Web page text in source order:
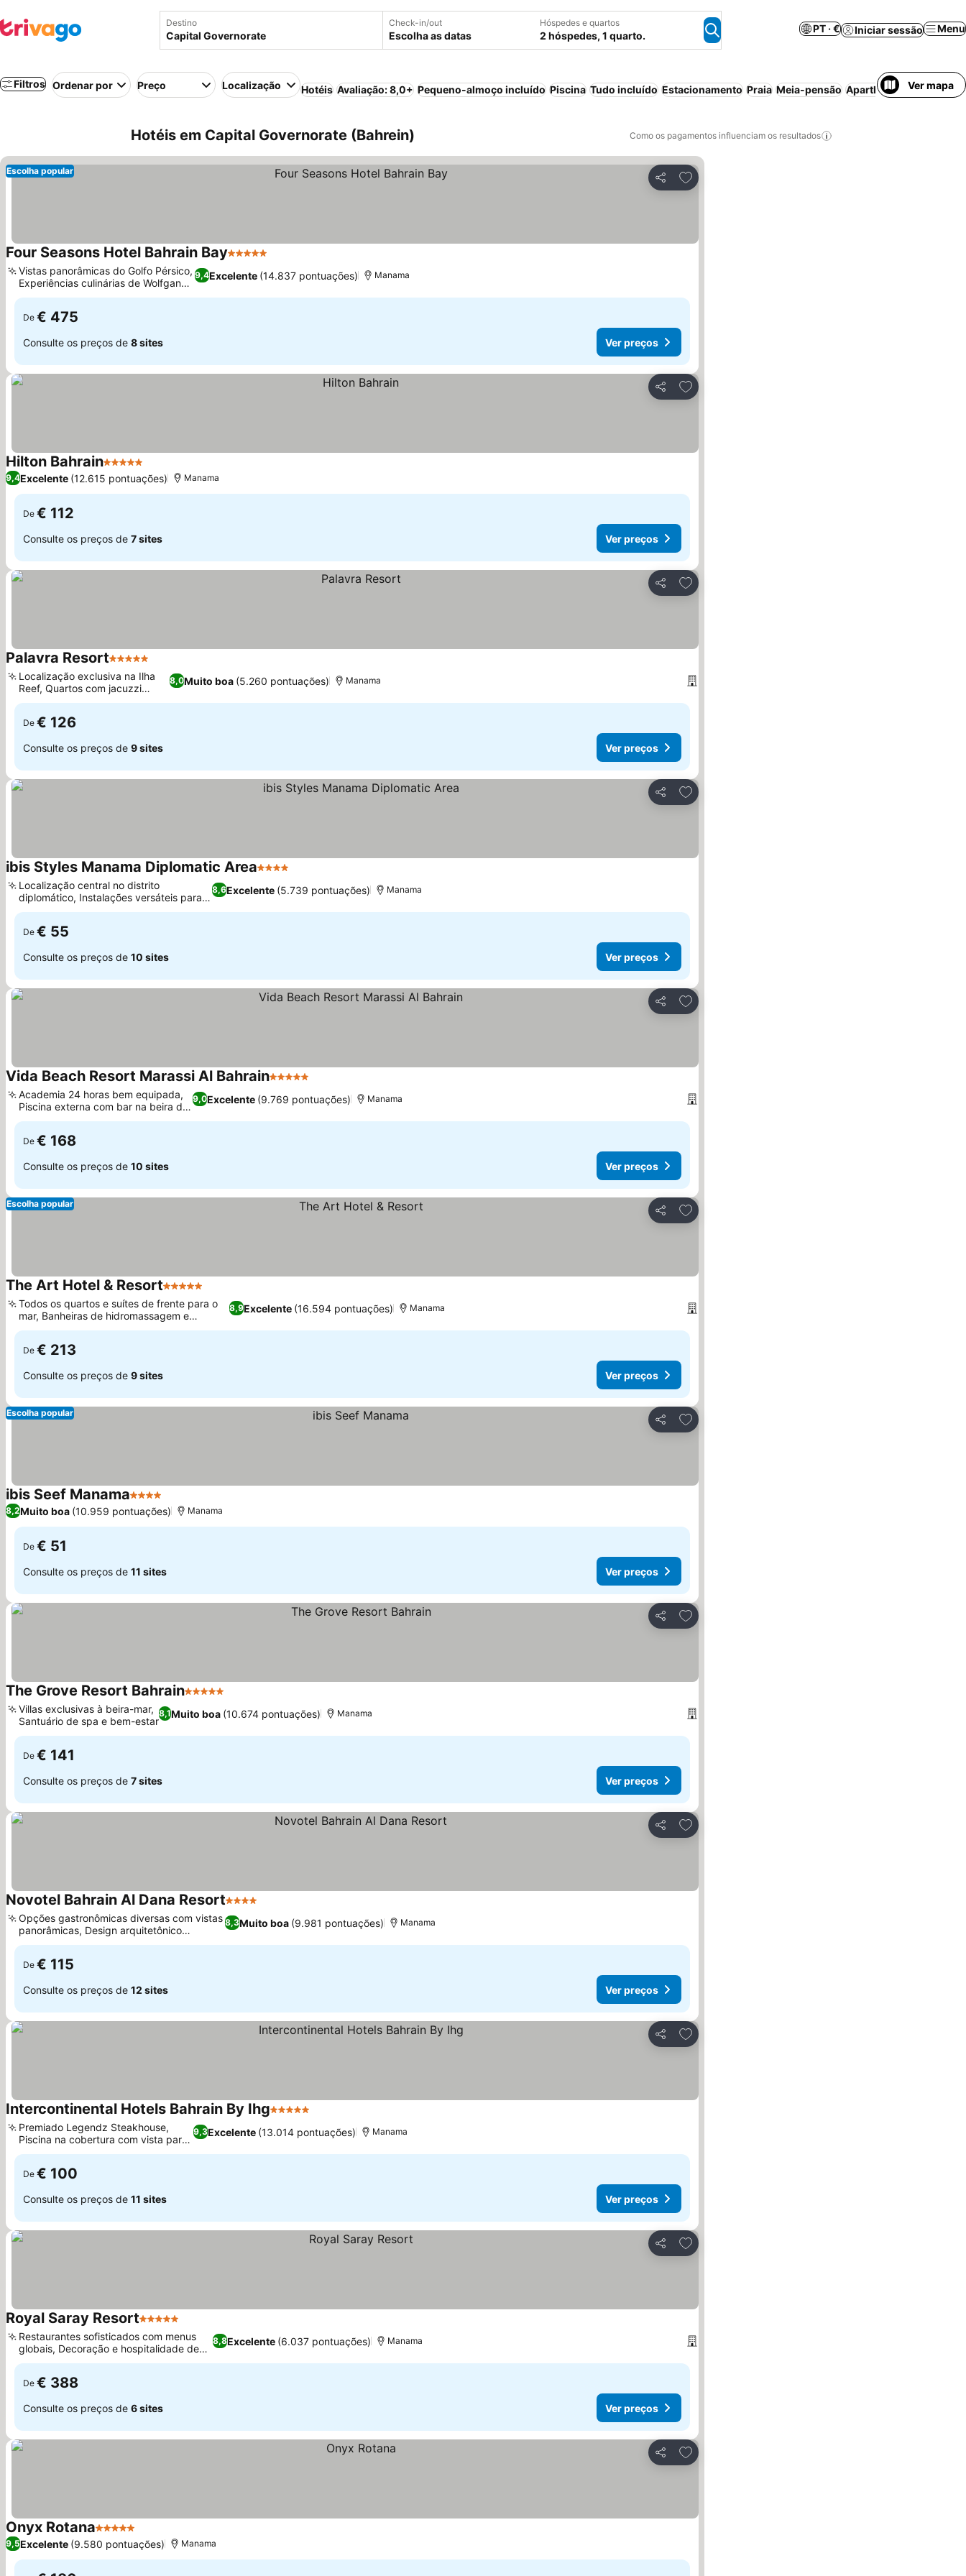
Destino Check-in/out
Escolha as datas
Hóspedes e quartos
2 hóspedes, 1 quarto.
PT · € Iniciar sessão Menu
Filtros Ordenar por Preço Localização Hotéis Avaliação: 8,0+ Pequeno-almoço incluído Piscina Tudo incluído Estacionamento Praia Meia-pensão Aparthotel Ver mapa
Hotéis em Capital Governorate (Bahrein) Como os pagamentos influenciam os resultados
Partilhar
Adicionar aos favoritos
Escolha popular
Four Seasons Hotel Bahrain Bay5 Estrelas
9,4Excelente (14.837 pontuações)
Vistas panorâmicas do Golfo Pérsico,
Experiências culinárias de Wolfgang
Puck
Manama
De € 475
Consulte os preços de 8 sites Ver preços
Partilhar
Adicionar aos favoritos
Hilton Bahrain5 Estrelas Ver preços
9,4Excelente (12.615 pontuações) Manama
De € 112
Consulte os preços de 7 sites Ver preços
Partilhar
Adicionar aos favoritos
Palavra Resort5 Estrelas
8,0Muito boa (5.260 pontuações)
Localização exclusiva na Ilha
Reef, Quartos com jacuzzi
privativa
Manama
De € 126
Consulte os preços de 9 sites Ver preços
Partilhar
Adicionar aos favoritos
ibis Styles Manama Diplomatic Area4 Estrelas
8,6Excelente (5.739 pontuações)
Localização central no distrito
diplomático, Instalações versáteis para
reuniões e negócios
Manama
De € 55
Consulte os preços de 10 sites Ver preços
Partilhar
Adicionar aos favoritos
Vida Beach Resort Marassi Al Bahrain5 Estrelas
9,0Excelente (9.769 pontuações)
Academia 24 horas bem equipada,
Piscina externa com bar na beira da
piscina
Manama
De € 168
Consulte os preços de 10 sites Ver preços
Partilhar
Adicionar aos favoritos
Escolha popular
The Art Hotel & Resort5 Estrelas
8,9Excelente (16.594 pontuações)
Todos os quartos e suítes de frente para o
mar, Banheiras de hidromassagem e
jacuzzis em terraços externos
Manama
De € 213
Consulte os preços de 9 sites Ver preços
Partilhar
Adicionar aos favoritos
Escolha popular
ibis Seef Manama4 EstrelasVer preços
8,2Muito boa (10.959 pontuações) Manama
De € 51
Consulte os preços de 11 sites Ver preços
Partilhar
Adicionar aos favoritos
The Grove Resort Bahrain5 Estrelas
8,1Muito boa (10.674 pontuações)
Villas exclusivas à beira-mar,
Santuário de spa e bem-estar
Manama
De € 141
Consulte os preços de 7 sites Ver preços
Partilhar
Adicionar aos favoritos
Novotel Bahrain Al Dana Resort4 Estrelas
8,3Muito boa (9.981 pontuações)
Opções gastronômicas diversas com vistas
panorâmicas, Design arquitetônico
autêntico do Bahrein
Manama
De € 115
Consulte os preços de 12 sites Ver preços
Partilhar
Adicionar aos favoritos
Intercontinental Hotels Bahrain By Ihg5 Estrelas
9,3Excelente (13.014 pontuações)
Premiado Legendz Steakhouse,
Piscina na cobertura com vista para
a cidade
Manama
De € 100
Consulte os preços de 11 sites Ver preços
Partilhar
Adicionar aos favoritos
Royal Saray Resort5 Estrelas
8,8Excelente (6.037 pontuações)
Restaurantes sofisticados com menus
globais, Decoração e hospitalidade de
inspiração árabe
Manama
De € 388
Consulte os preços de 6 sites Ver preços
Partilhar
Adicionar aos favoritos
Onyx Rotana5 Estrelas Ver preços
9,5Excelente (9.580 pontuações) Manama